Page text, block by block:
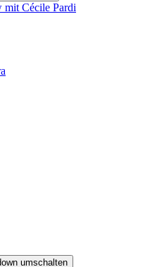
mit Cécile Pardi
umschalten